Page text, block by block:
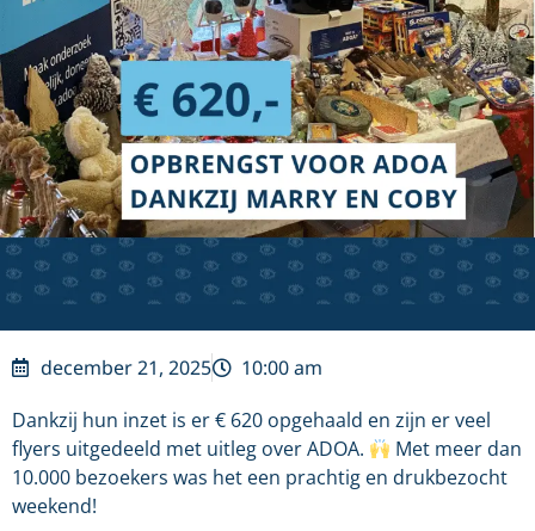
december 21, 2025
10:00 am
Dankzij hun inzet is er € 620 opgehaald en zijn er veel
flyers uitgedeeld met uitleg over ADOA.
Met meer dan
10.000 bezoekers was het een prachtig en drukbezocht
weekend!